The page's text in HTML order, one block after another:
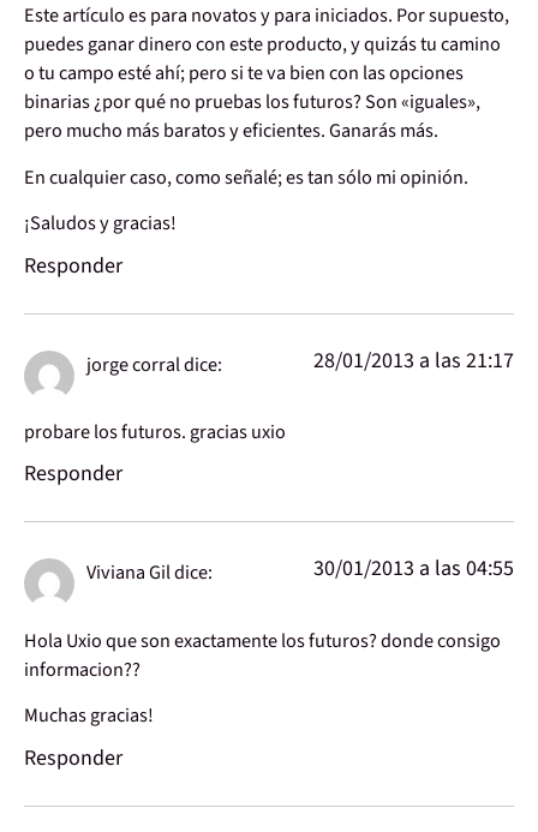
Este artículo es para novatos y para iniciados. Por supuesto,
puedes ganar dinero con este producto, y quizás tu camino
o tu campo esté ahí; pero si te va bien con las opciones
binarias ¿por qué no pruebas los futuros? Son «iguales»,
pero mucho más baratos y eficientes. Ganarás más.
En cualquier caso, como señalé; es tan sólo mi opinión.
¡Saludos y gracias!
Responder
jorge corraldice: 28/01/2013 a las 21:17
probare los futuros. gracias uxio
Responder
Viviana Gildice: 30/01/2013 a las 04:55
Hola Uxio que son exactamente los futuros? donde consigo
informacion??
Muchas gracias!
Responder